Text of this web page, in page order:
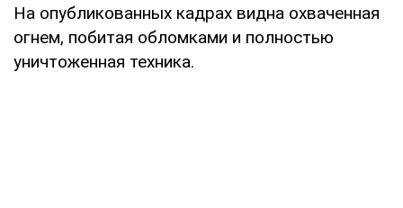
На опубликованных кадрах видна охваченная
огнем, побитая обломками и полностью
уничтоженная техника.